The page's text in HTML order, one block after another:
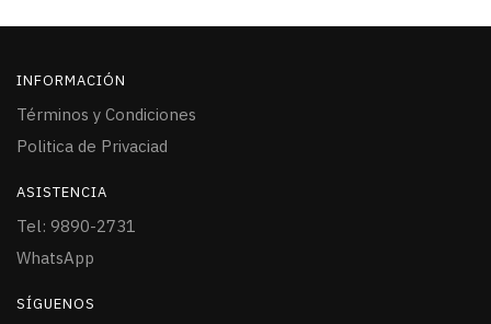
INFORMACIÓN
Términos y Condiciones
Politica de Privaciad
ASISTENCIA
Tel: 9890-2731
WhatsApp
SÍGUENOS